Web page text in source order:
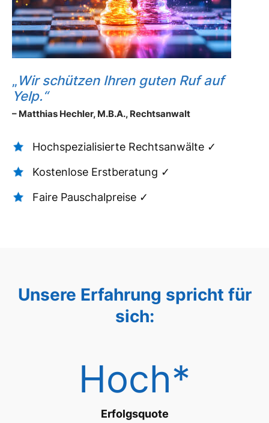
„Wir schützen Ihren guten Ruf auf
Yelp.“
– Matthias Hechler, M.B.A., Rechtsanwalt
Hochspezialisierte Rechtsanwälte ✓
Kostenlose Erstberatung ✓
Faire Pauschalpreise ✓
Unsere Erfahrung spricht für
sich:
Hoch*
Erfolgsquote